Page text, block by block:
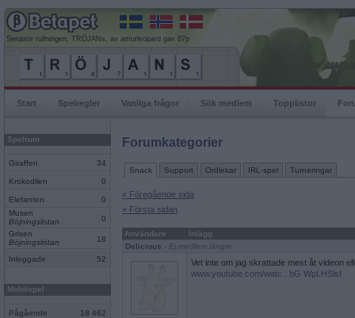
Senaste rullningen, TRÖJANs, av amurleopard gav 67p
Start Spelregler Vanliga frågor Sök medlem Topplistor
Spelrum
Giraffen 34
Krokodilen 0
Elefanten
0
Musen
Böjningslistan
0
Grisen
Böjningslistan
18
Inloggade 52
Mobilspel
Pågående 18 462
Forumkategorier
Snack Support Ordlekar IRL-spel Turneringar
« Föregående sida
« Första sidan
Användare
Inlägg
Delicious - Ej medlem längre
Vet inte om jag skrattade mest åt videon
www.youtube.com/watc...bG WpLHSlsI